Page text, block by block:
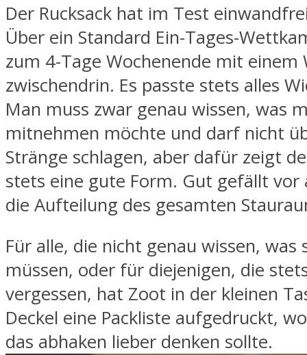
Der Rucksack hat im Test
Über ein Standard Ein-Tages-
zum 4-Tage Wochenende mit
zwischendrin. Es passte stets alles
Man muss zwar genau wissen, was
mitnehmen möchte und darf nicht
Stränge schlagen, aber dafür zeigt
stets eine gute Form. Gut gefällt vor
die Aufteilung des gesamten
Für alle, die nicht genau wissen, was
müssen, oder für diejenigen, die
vergessen, hat Zoot in der kleinen
Deckel eine Packliste aufgedruckt,
das abhaken lieber denken sollte.